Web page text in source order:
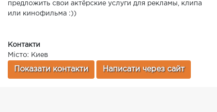
предложить свои актёрские услуги для рекламы, клипа
или кинофильма :))
Контакти
Місто: Киев
Показати контакти Написати через сайт